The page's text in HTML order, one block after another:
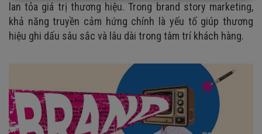
lan tỏa giá trị thương hiệu. Trong brand story marketing,
khả năng truyền cảm hứng chính là yếu tố giúp thương
hiệu ghi dấu sâu sắc và lâu dài trong tâm trí khách hàng.